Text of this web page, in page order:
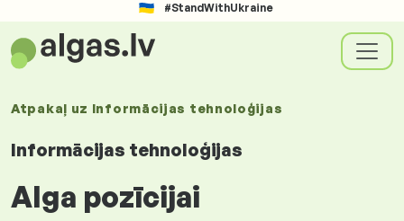
#StandWithUkraine
Atpakaļ uz Informācijas tehnoloģijas
Informācijas tehnoloģijas
Alga pozīcijai